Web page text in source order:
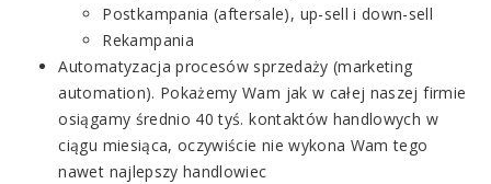
Postkampania (aftersale), up-sell i down-sell
Rekampania
Automatyzacja procesów sprzedaży (marketing
automation). Pokażemy Wam jak w całej naszej firmie
osiągamy średnio 40 tyś. kontaktów handlowych w
ciągu miesiąca, oczywiście nie wykona Wam tego
nawet najlepszy handlowiec